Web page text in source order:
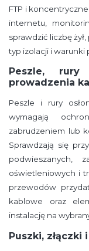
FTP i
internetu,
sprawdzić liczbę
typ izolacji i warunki
Peszle,
prowadzenia
Peszle i rury
wymagają
zabrudzeniem lub
Sprawdzają się
podwieszanych,
oświetleniowych i
przewodów
kablowe oraz
instalację na
Puszki,